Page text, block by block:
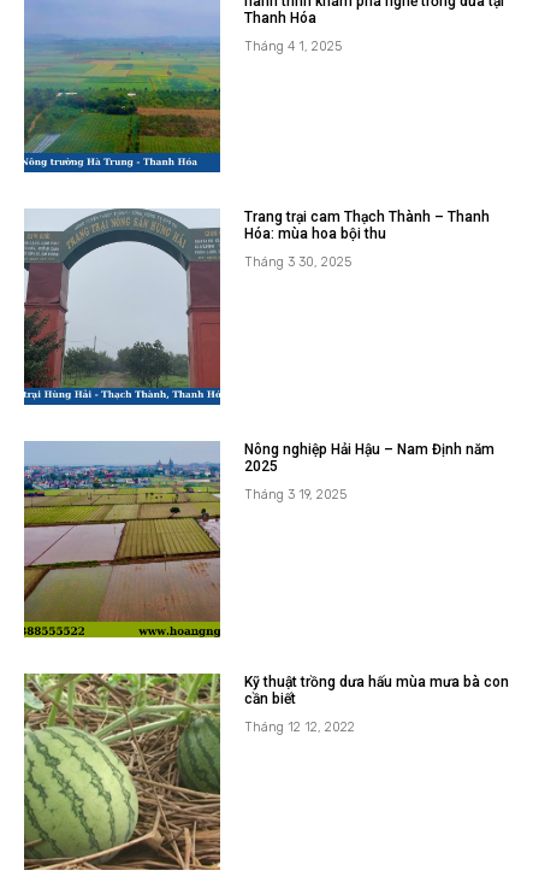
Thanh Hóa
Tháng 4 1, 2025
Trang trại cam Thạch Thành – Thanh
Hóa: mùa hoa bội thu
Tháng 3 30, 2025
Nông nghiệp Hải Hậu – Nam Định năm
2025
Tháng 3 19, 2025
Kỹ thuật trồng dưa hấu mùa mưa bà con
cần biết
Tháng 12 12, 2022